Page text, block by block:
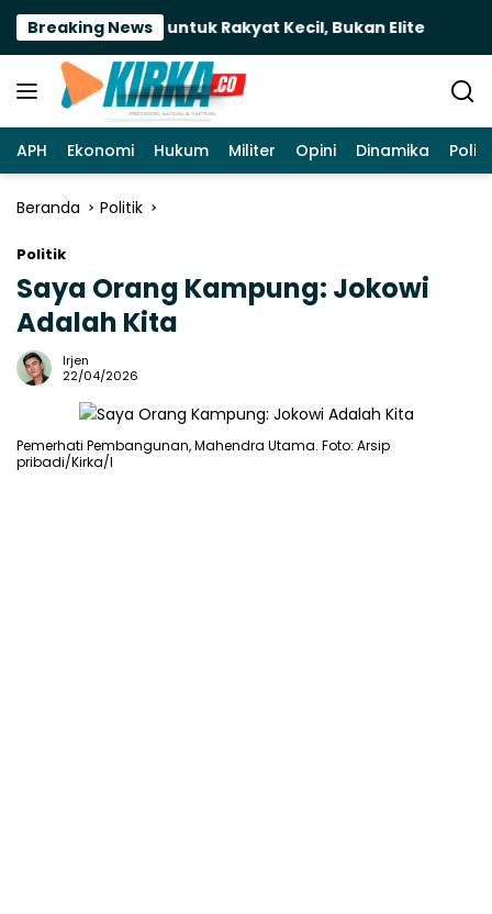
Langsung
konten
Breaking News
Bersuara untuk Rakyat Kecil, Bukan Elite
APH Ekonomi Hukum Militer Opini Dinamika
Beranda Politik
Politik
Saya Orang Kampung: Jokowi
Adalah Kita
Irjen
22/04/2026
Pemerhati Pembangunan, Mahendra Utama. Foto: Arsip
pribadi/Kirka/I